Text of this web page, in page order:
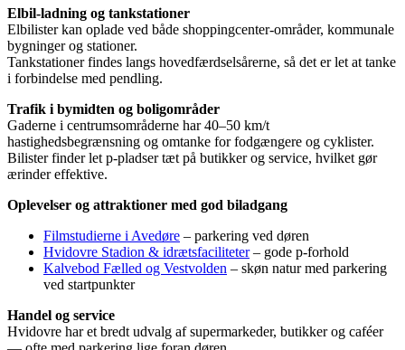
Elbil-ladning og tankstationer
Elbilister kan oplade ved både shoppingcenter-områder, kommunale
bygninger og stationer.
Tankstationer findes langs hovedfærdselsårerne, så det er let at tanke
i forbindelse med pendling.
Trafik i bymidten og boligområder
Gaderne i centrumsområderne har 40–50 km/t
hastighedsbegrænsning og omtanke for fodgængere og cyklister.
Bilister finder let p-pladser tæt på butikker og service, hvilket gør
ærinder effektive.
Oplevelser og attraktioner med god biladgang
Filmstudierne i Avedøre – parkering ved døren
Hvidovre Stadion & idrætsfaciliteter– gode p-forhold
Kalvebod Fælled og Vestvolden – skøn natur med parkering
ved startpunkter
Handel og service
Hvidovre har et bredt udvalg af supermarkeder, butikker og caféer